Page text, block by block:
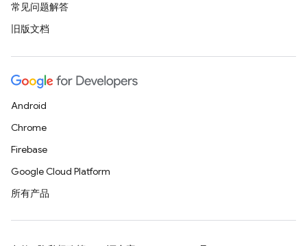
常见问题解答
旧版文档
Android
Chrome
Firebase
Google Cloud Platform
所有产品